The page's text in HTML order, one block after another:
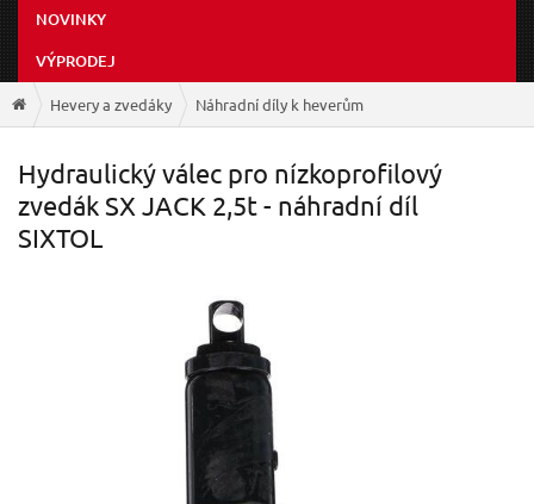
NOVINKY
VÝPRODEJ
Hevery a zvedáky Náhradní díly k heverům
Hydraulický válec pro nízkoprofilový
zvedák SX JACK 2,5t - náhradní díl
SIXTOL